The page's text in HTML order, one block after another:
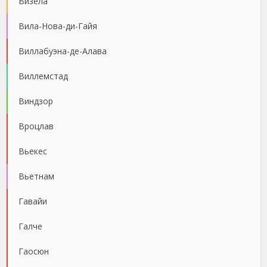
Вила-Нова-ди-Гайя
Виллабуэна-де-Алава
Виллемстад
Виндзор
Вроцлав
Вьекес
Вьетнам
Гавайи
Галче
Гаосюн